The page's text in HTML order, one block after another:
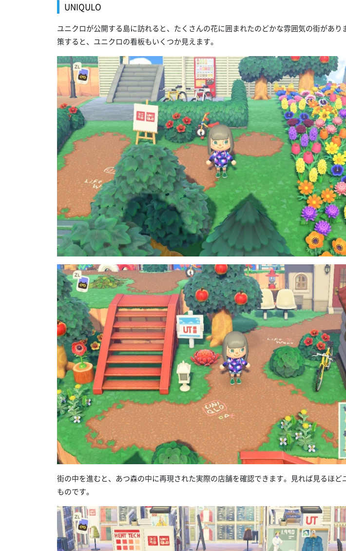
UNIQULO
ユニクロが公開する島に訪れると、たくさんの花に囲まれたのどかな雰囲気の街があり
策すると、ユニクロの看板もいくつか見えます。
街の中を進むと、あつ森の中に再現された実際の店舗を確認できます。見れば見るほど
ものです。